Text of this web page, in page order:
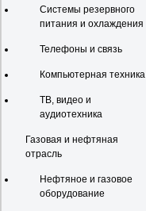
Системы резервного
питания и охлаждения
Телефоны и связь
Компьютерная техника
ТВ, видео и
аудиотехника
Газовая и нефтяная
отрасль
Нефтяное и газовое
оборудование